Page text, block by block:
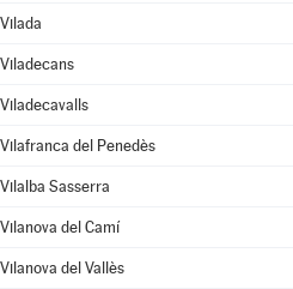
Vilada
Viladecans
Viladecavalls
Vilafranca del Penedès
Vilalba Sasserra
Vilanova del Camí
Vilanova del Vallès